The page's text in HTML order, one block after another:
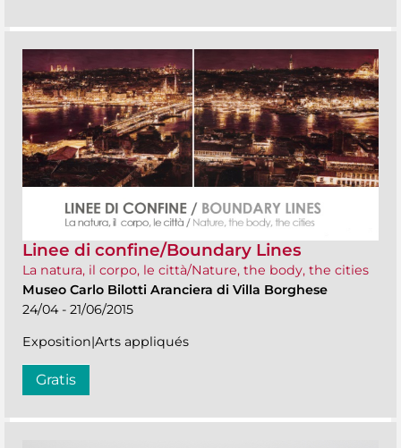
Linee di confine/Boundary Lines
La natura, il corpo, le città/Nature, the body, the cities
Museo Carlo Bilotti Aranciera di Villa Borghese
24/04 - 21/06/2015
Exposition|Arts appliqués
Gratis